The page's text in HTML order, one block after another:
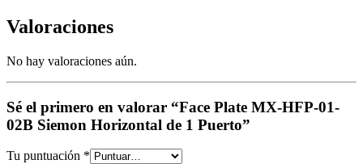
Valoraciones
No hay valoraciones aún.
Sé el primero en valorar “Face Plate MX-HFP-01-
02B Siemon Horizontal de 1 Puerto”
Tu puntuación *